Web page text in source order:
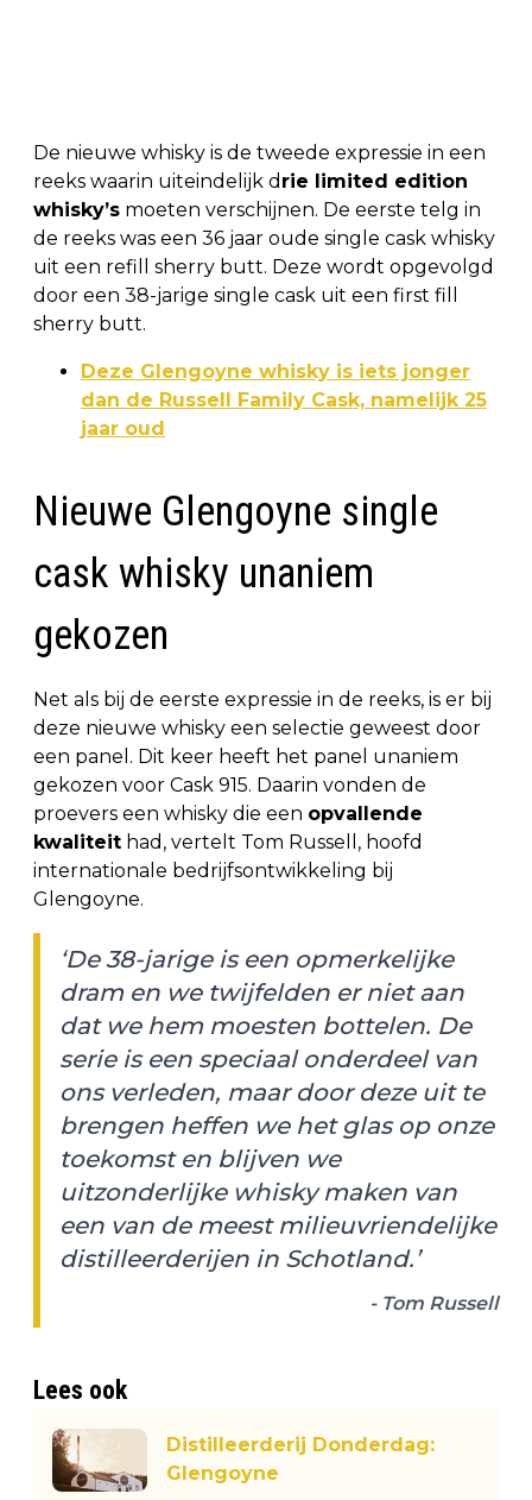
De nieuwe whisky is de tweede expressie in een
reeks waarin uiteindelijk d rie limited edition
whisky’s moeten verschijnen. De eerste telg in
de reeks was een 36 jaar oude single cask whisky
uit een refill sherry butt. Deze wordt opgevolgd
door een 38-jarige single cask uit een first fill
sherry butt.
Deze Glengoyne whisky is iets jonger
dan de Russell Family Cask, namelijk 25
jaar oud
Nieuwe Glengoyne single
cask whisky unaniem
gekozen
Net als bij de eerste expressie in de reeks, is er bij
deze nieuwe whisky een selectie geweest door
een panel. Dit keer heeft het panel unaniem
gekozen voor Cask 915. Daarin vonden de
proevers een whisky die een opvallende
kwaliteit had, vertelt Tom Russell, hoofd
internationale bedrijfsontwikkeling bij
Glengoyne.
‘De 38-jarige is een opmerkelijke
dram en we twijfelden er niet aan
dat we hem moesten bottelen. De
serie is een speciaal onderdeel van
ons verleden, maar door deze uit te
brengen heffen we het glas op onze
toekomst en blijven we
uitzonderlijke whisky maken van
een van de meest milieuvriendelijke
distilleerderijen in Schotland.’
- Tom Russell
Lees ook
Distilleerderij Donderdag:
Glengoyne